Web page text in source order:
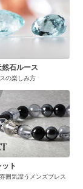
石ルース
の楽しみ方
ト
囲気漂うメンズブレス